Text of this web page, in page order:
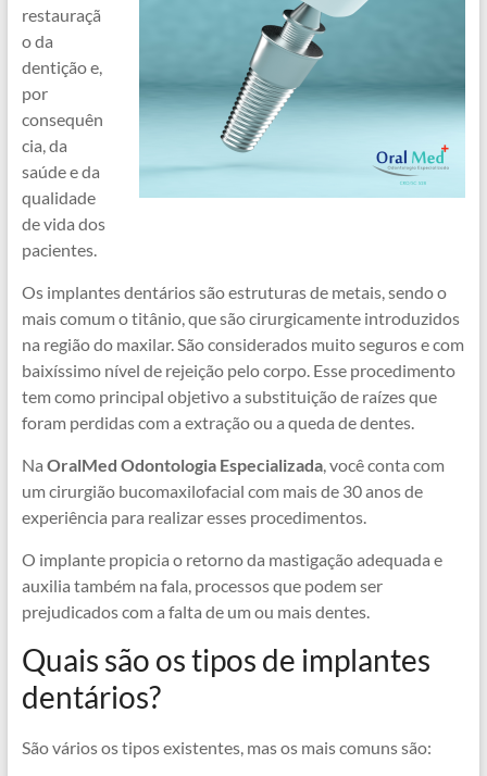
restauraçã
o da
dentição e,
por
consequên
cia, da
saúde e da
qualidade
de vida dos
pacientes.
Os implantes dentários são estruturas de metais, sendo o
mais comum o titânio, que são cirurgicamente introduzidos
na região do maxilar. São considerados muito seguros e com
baixíssimo nível de rejeição pelo corpo. Esse procedimento
tem como principal objetivo a substituição de raízes que
foram perdidas com a extração ou a queda de dentes.
Na OralMed Odontologia Especializada, você conta com
um cirurgião bucomaxilofacial com mais de 30 anos de
experiência para realizar esses procedimentos.
O implante propicia o retorno da mastigação adequada e
auxilia também na fala, processos que podem ser
prejudicados com a falta de um ou mais dentes.
Quais são os tipos de implantes
dentários?
São vários os tipos existentes, mas os mais comuns são: